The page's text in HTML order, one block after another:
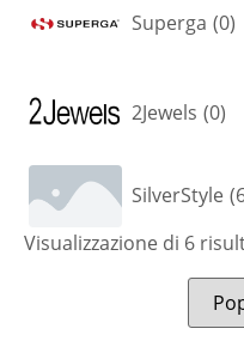
Superga (0)
2Jewels (0)
SilverStyle (
Visualizzazione di 6